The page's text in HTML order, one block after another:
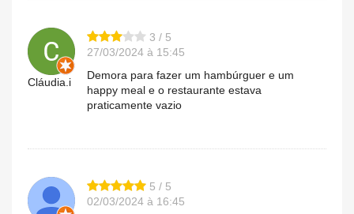
Cláudia.i
3 / 5
27/03/2024 à 15:45
Demora para fazer um hambúrguer e um
happy meal e o restaurante estava
praticamente vazio
5 / 5
02/03/2024 à 16:45